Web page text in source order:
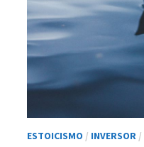
ESTOICISMO / INVERSOR /